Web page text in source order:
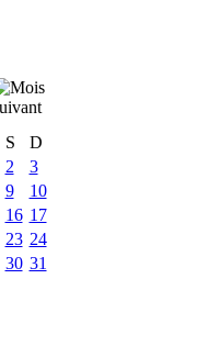
S
D
2
3
9
10
16 17
23 24
30 31